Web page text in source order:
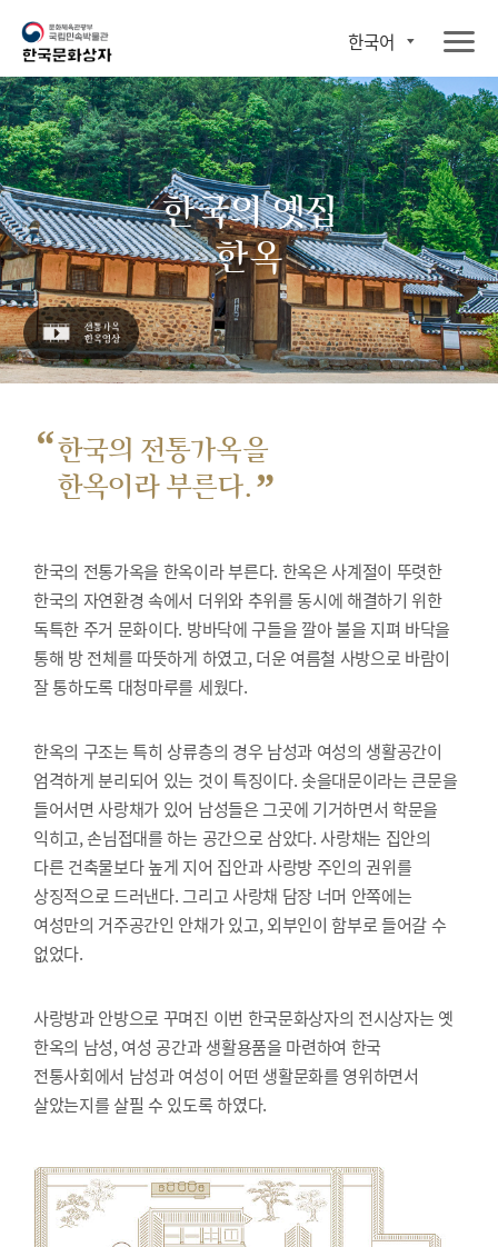
한국어
한국의 옛집
한옥
“한국의 전통가옥을
한옥이라 부른다. ”
한국의 전통가옥을 한옥이라 부른다. 한옥은 사계절이 뚜렷한
한국의 자연환경 속에서 더위와 추위를 동시에 해결하기 위한
독특한 주거 문화이다. 방바닥에 구들을 깔아 불을 지펴 바닥을
통해 방 전체를 따뜻하게 하였고, 더운 여름철 사방으로 바람이
잘 통하도록 대청마루를 세웠다.
한옥의 구조는 특히 상류층의 경우 남성과 여성의 생활공간이
엄격하게 분리되어 있는 것이 특징이다. 솟을대문이라는 큰문을
들어서면 사랑채가 있어 남성들은 그곳에 기거하면서 학문을
익히고, 손님접대를 하는 공간으로 삼았다. 사랑채는 집안의
다른 건축물보다 높게 지어 집안과 사랑방 주인의 권위를
상징적으로 드러낸다. 그리고 사랑채 담장 너머 안쪽에는
여성만의 거주공간인 안채가 있고, 외부인이 함부로 들어갈 수
없었다.
사랑방과 안방으로 꾸며진 이번 한국문화상자의 전시상자는 옛
한옥의 남성, 여성 공간과 생활용품을 마련하여 한국
전통사회에서 남성과 여성이 어떤 생활문화를 영위하면서
살았는지를 살필 수 있도록 하였다.